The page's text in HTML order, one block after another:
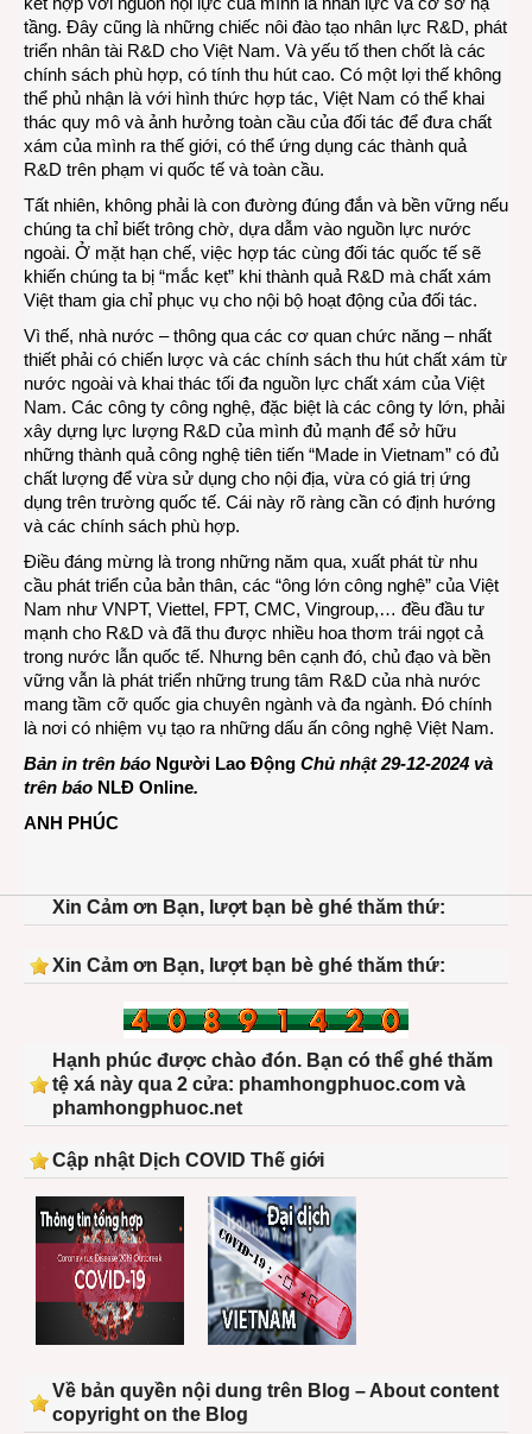
tầng. Đây cũng là những chiếc nôi đào tạo nhân lực R&D, phát
triển nhân tài R&D cho Việt Nam. Và yếu tố then chốt là các
chính sách phù hợp, có tính thu hút cao. Có một lợi thế không
thể phủ nhận là với hình thức hợp tác, Việt Nam có thể khai
thác quy mô và ảnh hưởng toàn cầu của đối tác để đưa chất
xám của mình ra thế giới, có thể ứng dụng các thành quả
R&D trên phạm vi quốc tế và toàn cầu.
Tất nhiên, không phải là con đường đúng đắn và bền vững nếu
chúng ta chỉ biết trông chờ, dựa dẫm vào nguồn lực nước
ngoài. Ở mặt hạn chế, việc hợp tác cùng đối tác quốc tế sẽ
khiến chúng ta bị “mắc kẹt” khi thành quả R&D mà chất xám
Việt tham gia chỉ phục vụ cho nội bộ hoạt động của đối tác.
Vì thế, nhà nước – thông qua các cơ quan chức năng – nhất
thiết phải có chiến lược và các chính sách thu hút chất xám từ
nước ngoài và khai thác tối đa nguồn lực chất xám của Việt
Nam. Các công ty công nghệ, đặc biệt là các công ty lớn, phải
xây dựng lực lượng R&D của mình đủ mạnh để sở hữu
những thành quả công nghệ tiên tiến “Made in Vietnam” có đủ
chất lượng để vừa sử dụng cho nội địa, vừa có giá trị ứng
dụng trên trường quốc tế. Cái này rõ ràng cần có định hướng
và các chính sách phù hợp.
Điều đáng mừng là trong những năm qua, xuất phát từ nhu
cầu phát triển của bản thân, các “ông lớn công nghệ” của Việt
Nam như VNPT, Viettel, FPT, CMC, Vingroup,… đều đầu tư
mạnh cho R&D và đã thu được nhiều hoa thơm trái ngọt cả
trong nước lẫn quốc tế. Nhưng bên cạnh đó, chủ đạo và bền
vững vẫn là phát triển những trung tâm R&D của nhà nước
mang tầm cỡ quốc gia chuyên ngành và đa ngành. Đó chính
là nơi có nhiệm vụ tạo ra những dấu ấn công nghệ Việt Nam.
Bản in trên báo Người Lao Động Chủ nhật 29-12-2024 và
trên báo NLĐ Online.
ANH PHÚC
Xin Cảm ơn Bạn, lượt bạn bè ghé thăm thứ:
Xin Cảm ơn Bạn, lượt bạn bè ghé thăm thứ:
Hạnh phúc được chào đón. Bạn có thể ghé thăm
tệ xá này qua 2 cửa: phamhongphuoc.com và
phamhongphuoc.net
Cập nhật Dịch COVID Thế giới
Về bản quyền nội dung trên Blog – About content
copyright on the Blog